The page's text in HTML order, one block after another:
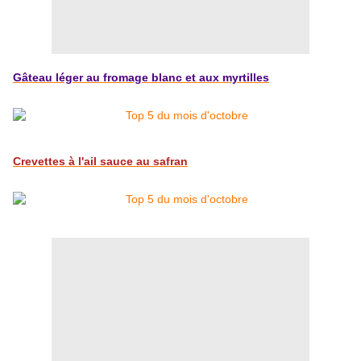
Gâteau léger au fromage blanc et aux myrtilles
Crevettes à l'ail sauce au safran